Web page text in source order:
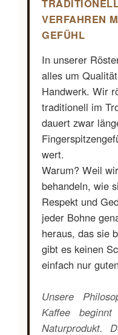
VERFAHREN
GEFÜHL
In unserer
alles um
Handwerk. Wir
traditionell im
dauert zwar
wert.
Warum? Weil
behandeln, wie
Respekt und
jeder Bohne
heraus, das sie
gibt es keinen
einfach nur
Unsere
Kaffee
Naturprodukt.